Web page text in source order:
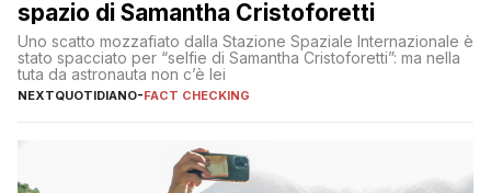
spazio di Samantha Cristoforetti
Uno scatto mozzafiato dalla Stazione Spaziale Internazionale è
stato spacciato per “selfie di Samantha Cristoforetti”: ma nella
tuta da astronauta non c’è lei
NEXTQUOTIDIANO-FACT CHECKING